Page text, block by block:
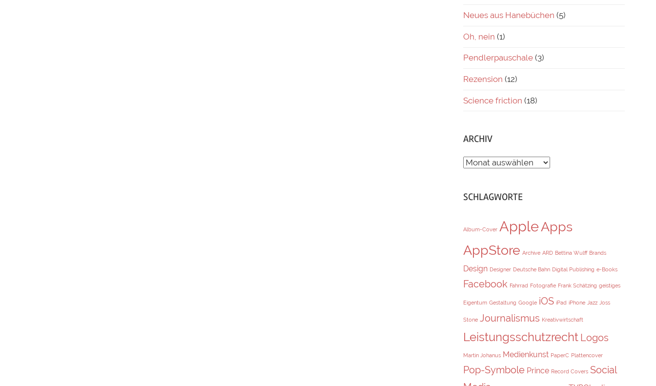
Neues aus Hanebüchen (5)
Oh, nein (1)
Pendlerpauschale (3)
Rezension (12)
Science friction (18)
ARCHIV
ARCHIV
SCHLAGWORTE
Album-Cover AppleApps
AppStore Archive ARD Bettina Wulff Brands
Design Designer Deutsche Bahn Digital Publishing e-Books
Facebook Fahrrad Fotografie Frank Schätzing geistiges
Eigentum Gestaltung Google iOS iPad iPhone Jazz Joss
Stone Journalismus Kreativwirtschaft
Leistungsschutzrecht Logos
Martin Johanus Medienkunst PaperC Plattencover
Pop-Symbole Prince Record Covers Social